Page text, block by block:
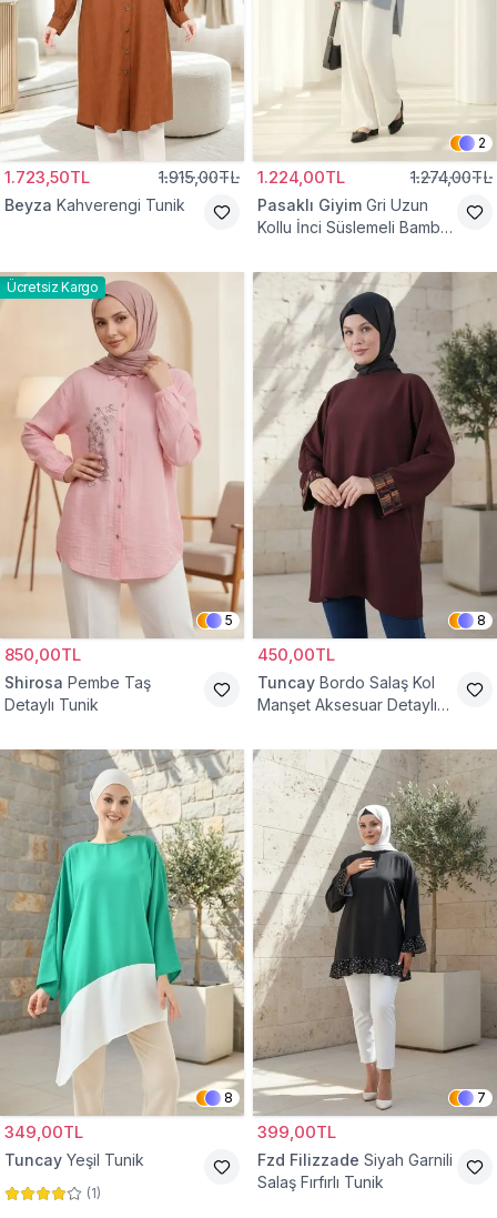
1.723,50TL 1.915,00TL
Beyza Kahverengi Tunik
2
1.224,00TL 1.274,00TL
Pasaklı Giyim Gri Uzun
Kollu İnci Süslemeli Bambu
Ücretsiz Kargo
5
850,00TL
Shirosa Pembe Taş
Detaylı Tunik
8
450,00TL
Tuncay Bordo Salaş Kol
Manşet Aksesuar Detaylı
8
349,00TL
Tuncay Yeşil Tunik
(1)
7
399,00TL
Fzd Filizzade Siyah Garnili
Salaş Fırfırlı Tunik